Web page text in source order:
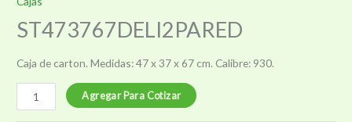
ST473767DELI2PARED
Caja de carton. Medidas: 47 x 37 x 67 cm. Calibre: 930.
ST473767DELI2PARED
cantidad
Agregar Para Cotizar